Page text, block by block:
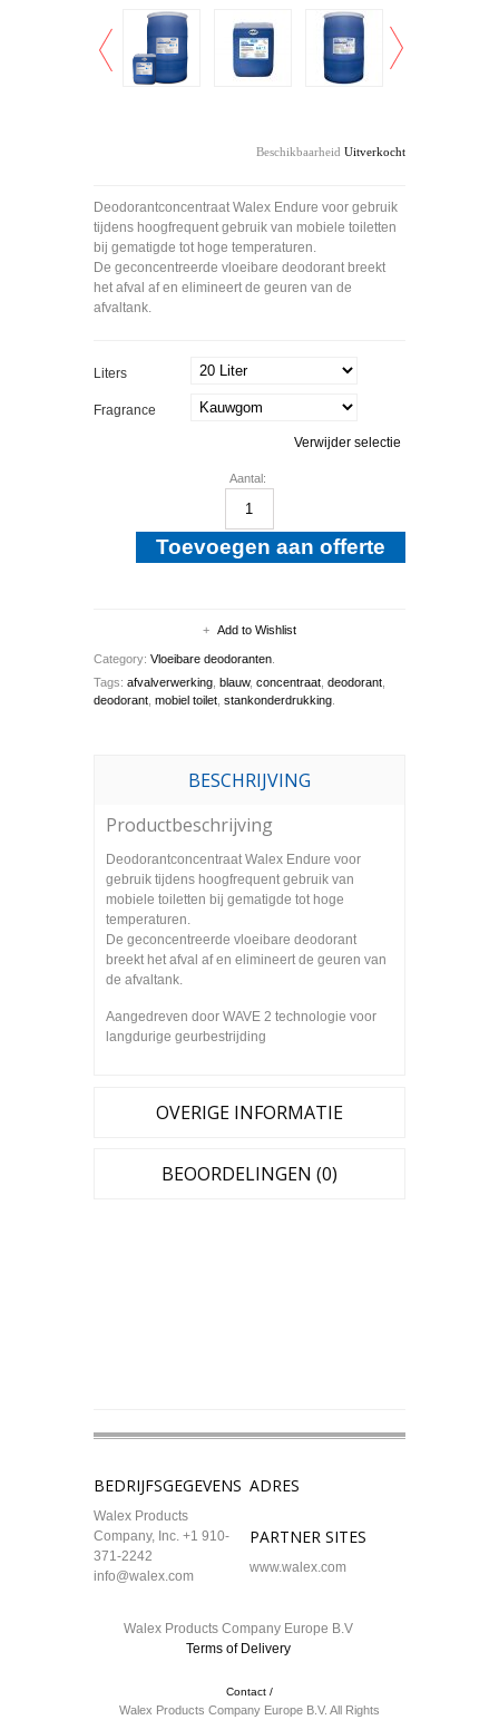
Beschikbaarheid Uitverkocht
Deodorantconcentraat Walex Endure voor gebruik
tijdens hoogfrequent gebruik van mobiele toiletten
bij gematigde tot hoge temperaturen.
De geconcentreerde vloeibare deodorant breekt
het afval af en elimineert de geuren van de
afvaltank.
Liters
Fragrance
Verwijder selectie
Aantal:
Toevoegen aan offerte
Add to Wishlist
Category: Vloeibare deodoranten
Tags: afvalverwerking blauw, concentraat deodorant
deodorant mobiel toilet stankonderdrukking
BESCHRIJVING
Productbeschrijving
Deodorantconcentraat Walex Endure voor
gebruik tijdens hoogfrequent gebruik van
mobiele toiletten bij gematigde tot hoge
temperaturen.
De geconcentreerde vloeibare deodorant
breekt het afval af en elimineert de geuren van
de afvaltank.
Aangedreven door WAVE 2 technologie voor
langdurige geurbestrijding
OVERIGE INFORMATIE
BEOORDELINGEN (0)
BEDRIJFSGEGEVENS
Walex Products
Company, Inc. +1 910-
371-2242
info@walex.com
ADRES
PARTNER SITES
www.walex.com
Walex Products Company Europe B.V
Terms of Delivery
Contact /
Walex Products Company Europe B.V. All Rights